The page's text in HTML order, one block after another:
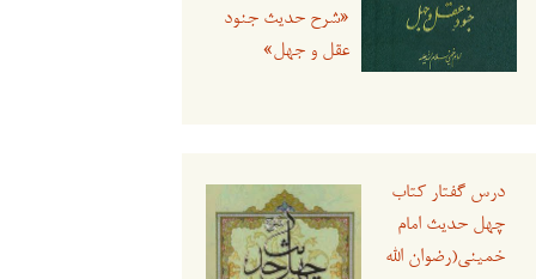
«شرح حدیث جنود
عقل و جهل»
درس گفتار کتاب
چهل حدیث امام
خمینی(رضوان الله